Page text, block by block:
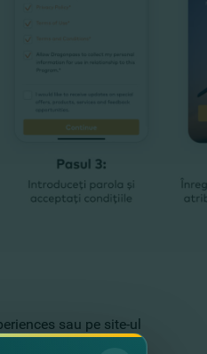
sau pe site-ul